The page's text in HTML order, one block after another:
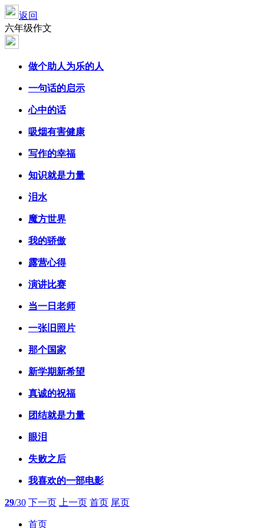
返回
六年级作文
做个助人为乐的人
一句话的启示
心中的话
吸烟有害健康
写作的幸福
知识就是力量
泪水
魔方世界
我的骄傲
露营心得
演讲比赛
当一日老师
一张旧照片
那个国家
新学期新希望
真诚的祝福
团结就是力量
眼泪
失败之后
我喜欢的一部电影
29/30 下一页 上一页 首页 尾页
首页